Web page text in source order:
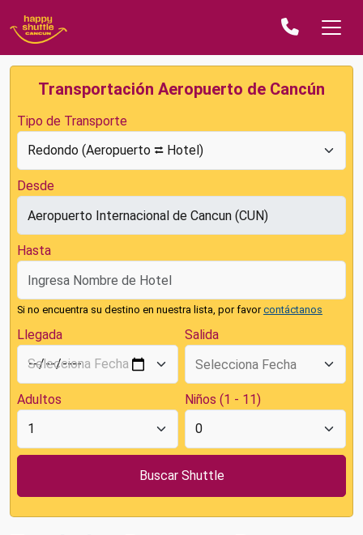
Transportación Aeropuerto de Cancún
Tipo de Transporte
Desde
Hasta
Si no encuentra su destino en nuestra lista, por favorcontáctanos
Llegada Salida
Adultos Niños (1 - 11)